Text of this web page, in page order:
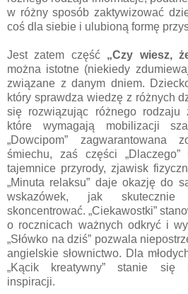
w różny sposób zaktywizować
coś dla siebie i ulubioną formę
Jest zatem część „Czy wiesz,
można istotne (niekiedy
związane z danym dniem.
który sprawdza wiedzę z różnych
się rozwiązując różnego
które wymagają mobilizacji
„Dowcipom” zagwarantowana
śmiechu, zaś części
tajemnice przyrody, zjawisk
„Minuta relaksu” daje okazję do
wskazówek, jak
skoncentrować. „Ciekawostki”
o rocznicach ważnych odkryć i
„Słówko na dziś” pozwala
angielskie słownictwo. Dla
„Kącik kreatywny” stanie się
inspiracji.